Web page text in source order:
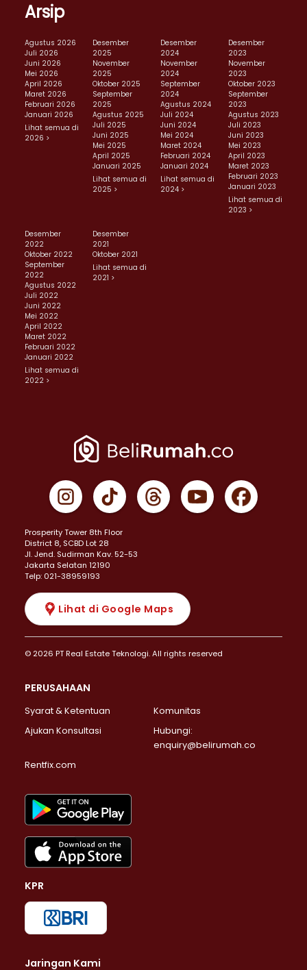
Arsip
Agustus 2026
Juli 2026
Juni 2026
Mei 2026
April 2026
Maret 2026
Februari 2026
Januari 2026
Lihat semua di
2026 >
Desember
2025
November
2025
Oktober 2025
September
2025
Agustus 2025
Juli 2025
Juni 2025
Mei 2025
April 2025
Januari 2025
Lihat semua di
2025 >
Desember
2024
November
2024
September
2024
Agustus 2024
Juli 2024
Juni 2024
Mei 2024
Maret 2024
Februari 2024
Januari 2024
Lihat semua di
2024 >
Desember
2023
November
2023
Oktober 2023
September
2023
Agustus 2023
Juli 2023
Juni 2023
Mei 2023
April 2023
Maret 2023
Februari 2023
Januari 2023
Lihat semua di
2023 >
Desember
2022
Oktober 2022
September
2022
Agustus 2022
Juli 2022
Juni 2022
Mei 2022
April 2022
Maret 2022
Februari 2022
Januari 2022
Lihat semua di
2022 >
Desember
2021
Oktober 2021
Lihat semua di
2021 >
Prosperity Tower 8th Floor
District 8, SCBD Lot 28
JI. Jend. Sudirman Kav. 52-53
Jakarta Selatan 12190
Telp: 021-38959193
Lihat di Google Maps
© 2026 PT Real Estate Teknologi. All rights reserved
PERUSAHAAN
Syarat & Ketentuan
Komunitas
Ajukan Konsultasi
Hubungi:
enquiry@belirumah.co
Rentfix.com
KPR
Jaringan Kami